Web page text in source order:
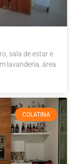
sala de estar e
lavanderia, área
COLATINA